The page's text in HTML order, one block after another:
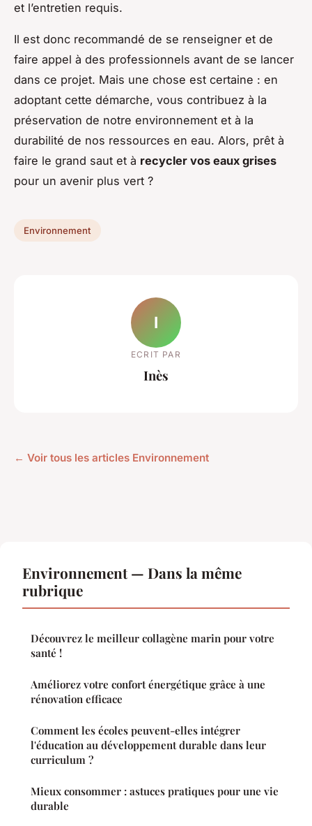
et l’entretien requis.
Il est donc recommandé de se renseigner et de
faire appel à des professionnels avant de se lancer
dans ce projet. Mais une chose est certaine : en
adoptant cette démarche, vous contribuez à la
préservation de notre environnement et à la
durabilité de nos ressources en eau. Alors, prêt à
faire le grand saut et à recycler vos eaux grises
pour un avenir plus vert ?
Environnement
I
ECRIT PAR
Inès
← Voir tous les articles Environnement
Environnement — Dans la même
rubrique
Découvrez le meilleur collagène marin pour votre
santé !
Améliorez votre confort énergétique grâce à une
rénovation efficace
Comment les écoles peuvent-elles intégrer
l'éducation au développement durable dans leur
curriculum ?
Mieux consommer : astuces pratiques pour une vie
durable